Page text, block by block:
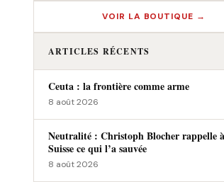
VOIR LA BOUTIQUE →
ARTICLES RÉCENTS
Ceuta : la frontière comme arme
8 août 2026
Neutralité : Christoph Blocher rappelle
Suisse ce qui l’a sauvée
8 août 2026